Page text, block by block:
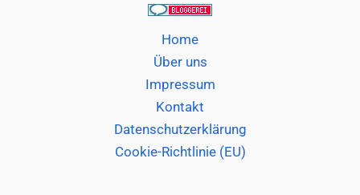
Home
Über uns
Impressum
Kontakt
Datenschutzerklärung
Cookie-Richtlinie (EU)